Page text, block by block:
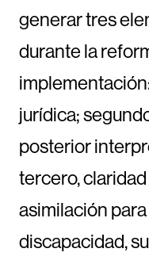
generar tres
durante la
jurídica;
posterior
tercero,
asimilación
discapacidad,